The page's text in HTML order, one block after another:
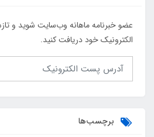
عضو خبرنامه ماهانه وب‌سایت شوید و
الکترونیک خود دریافت کنید.
برچسب‌ها